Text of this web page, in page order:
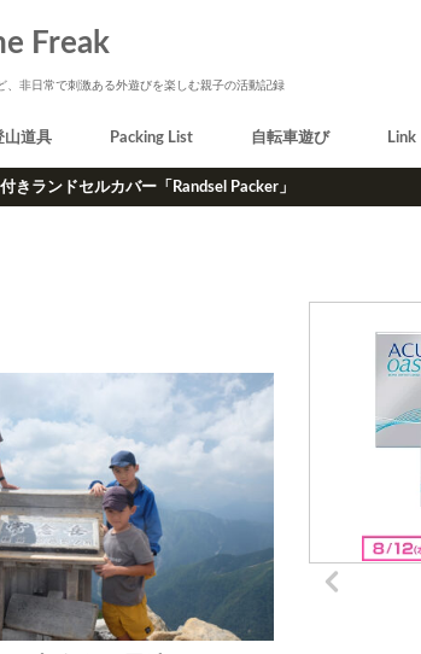
Freak
非日常で刺激ある外遊びを楽しむ親子の活動記録
山道具 Packing List 自転車遊び Link
きランドセルカバー「Randsel Packer」